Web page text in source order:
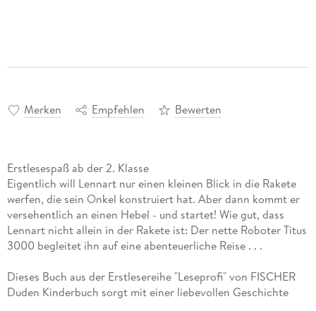
Merken Empfehlen Bewerten
Erstlesespaß ab der 2. Klasse
Eigentlich will Lennart nur einen kleinen Blick in die Rakete
werfen, die sein Onkel konstruiert hat. Aber dann kommt er
versehentlich an einen Hebel - und startet! Wie gut, dass
Lennart nicht allein in der Rakete ist: Der nette Roboter Titus
3000 begleitet ihn auf eine abenteuerliche Reise . . .
Dieses Buch aus der Erstlesereihe "Leseprofi" von FISCHER
Duden Kinderbuch sorgt mit einer liebevollen Geschichte